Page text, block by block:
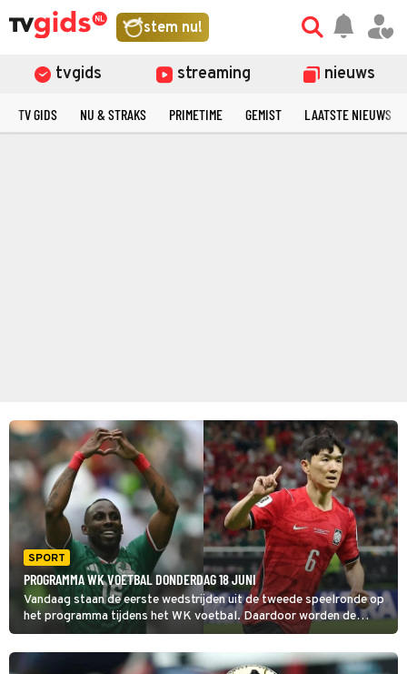
stem nu!
tvgids streaming nieuws
TV GIDS NU & STRAKS PRIMETIME GEMIST LAATSTE NIEUWS
SPORT
PROGRAMMA WK VOETBAL DONDERDAG 18 JUNI
Vandaag staan de eerste wedstrijden uit de tweede speelronde op
het programma tijdens het WK voetbal. Daardoor worden de
belangen direct groter: ploegen kunnen een flinke stap richting de
knock-outfase zetten, maar ook in de problemen komen na een
tweede misstap.